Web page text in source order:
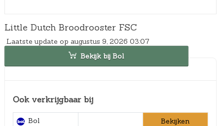
Little Dutch Broodrooster FSC
Laatste update op augustus 9, 2026 03:07
Bekijk bij Bol
Ook verkrijgbaar bij
Bol Bekijken